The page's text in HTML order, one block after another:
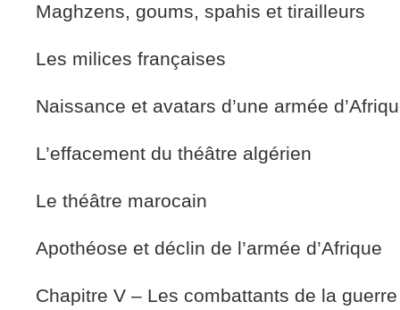
Maghzens, goums, spahis et tirailleurs
Les milices françaises
Naissance et avatars d’une armée
L’effacement du théâtre algérien
Le théâtre marocain
Apothéose et déclin de l’armée d’Afrique
Chapitre V – Les combattants de la guerre